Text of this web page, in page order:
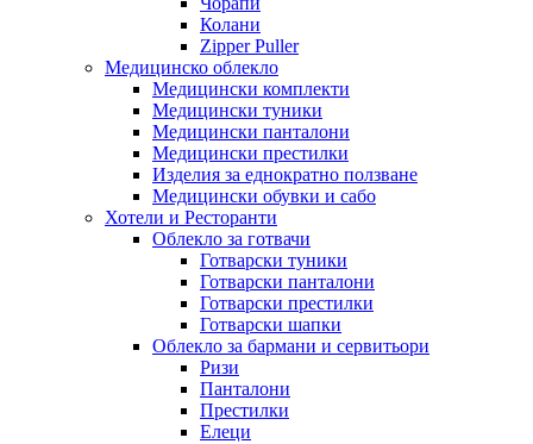
Колани
Zipper Puller
Медицинско облекло
Медицински комплекти
Медицински туники
Медицински панталони
Медицински престилки
Изделия за еднократно ползване
Медицински обувки и сабо
Хотели и Ресторанти
Облекло за готвачи
Готварски туники
Готварски панталони
Готварски престилки
Готварски шапки
Облекло за бармани и сервитьори
Ризи
Панталони
Престилки
Елеци